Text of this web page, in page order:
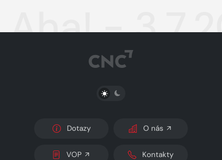
Aha! -
PŘEPNOUT SVĚTLÝ/TMAVÝ REŽIM
Dotazy O nás
VOP Kontakty